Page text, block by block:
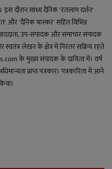
दौरान सांध्य दैनिक 'रतलाम दर्शन'
और 'दैनिक भास्कर' सहित विभिन्न
उप-संपादक और समाचार संपादक
स्वतंत्र लेखन के क्षेत्र में निरंतर सक्रिय रहते
के मुख्य संपादक के दायित्व में। वर्ष
प्राप्त पत्रकार। पत्रकारिता में आने